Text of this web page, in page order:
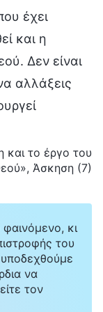
έχει
και η
Δεν είναι
αλλάξεις
και το έργο του
Άσκηση (7)
κι
του
να
τον